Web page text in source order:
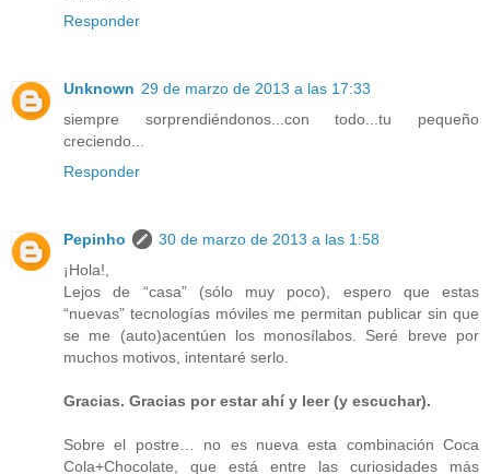
Responder
Unknown 29 de marzo de 2013 a las 17:33
siempre sorprendiéndonos...con todo...tu pequeño
creciendo...
Responder
Pepinho
30 de marzo de 2013 a las 1:58
¡Hola!,
Lejos de “casa” (sólo muy poco), espero que estas
“nuevas” tecnologías móviles me permitan publicar sin que
se me (auto)acentúen los monosílabos. Seré breve por
muchos motivos, intentaré serlo.
Gracias. Gracias por estar ahí y leer (y escuchar).
Sobre el postre… no es nueva esta combinación Coca
Cola+Chocolate, que está entre las curiosidades más